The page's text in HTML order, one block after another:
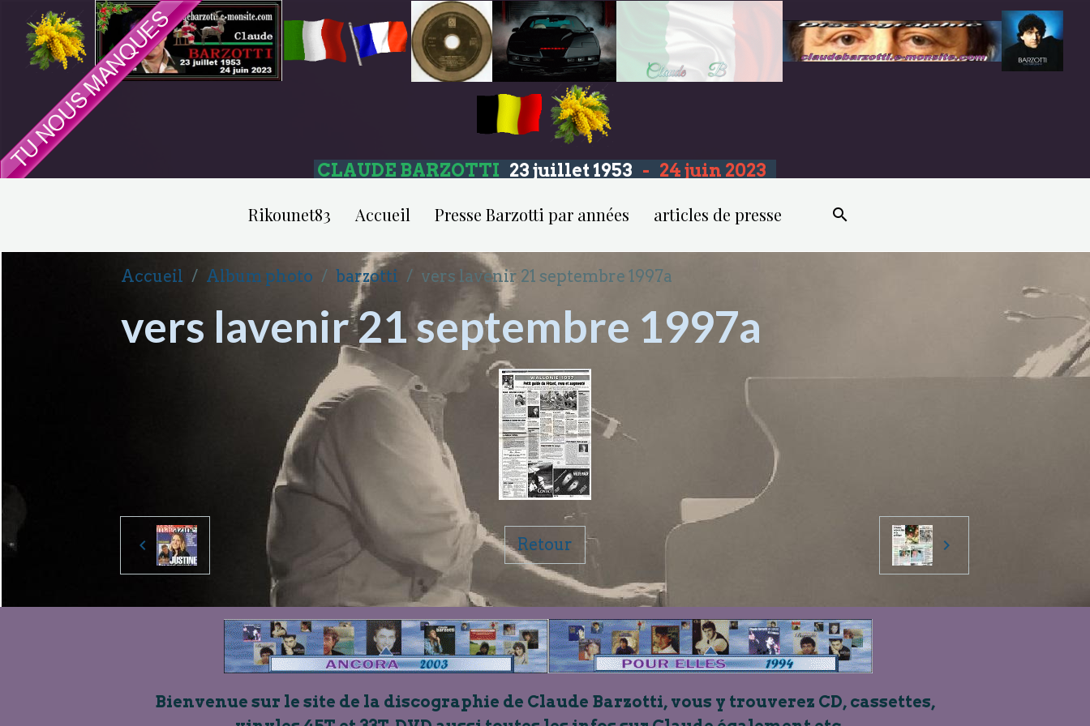
CLAUDE BARZOTTI 23 juillet 1953 - 24 juin 2023
Rikounet83 Accueil Presse Barzotti par années articles de presse
Accueil Album photo barzotti vers lavenir 21 septembre 1997a
vers lavenir 21 septembre 1997a
Retour
Bienvenue sur le site de la discographie de Claude Barzotti, vous y trouverez CD, cassettes,